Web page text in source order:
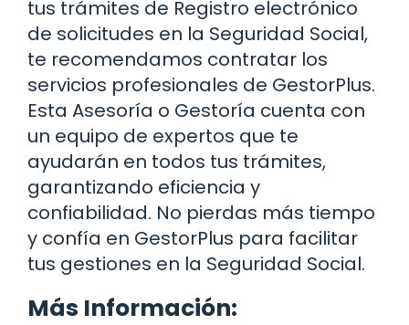
tus trámites de Registro electrónico
de solicitudes en la Seguridad Social,
te recomendamos contratar los
servicios profesionales de GestorPlus.
Esta Asesoría o Gestoría cuenta con
un equipo de expertos que te
ayudarán en todos tus trámites,
garantizando eficiencia y
confiabilidad. No pierdas más tiempo
y confía en GestorPlus para facilitar
tus gestiones en la Seguridad Social.
Más Información: